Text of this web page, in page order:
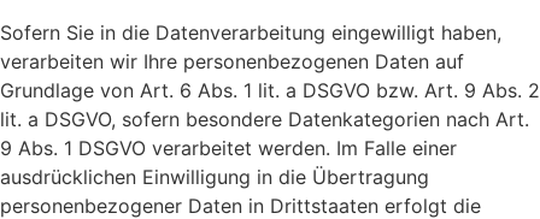
Sofern Sie in die Datenverarbeitung eingewilligt haben,
verarbeiten wir Ihre personenbezogenen Daten auf
Grundlage von Art. 6 Abs. 1 lit. a DSGVO bzw. Art. 9 Abs. 2
lit. a DSGVO, sofern besondere Datenkategorien nach Art.
9 Abs. 1 DSGVO verarbeitet werden. Im Falle einer
ausdrücklichen Einwilligung in die Übertragung
personenbezogener Daten in Drittstaaten erfolgt die